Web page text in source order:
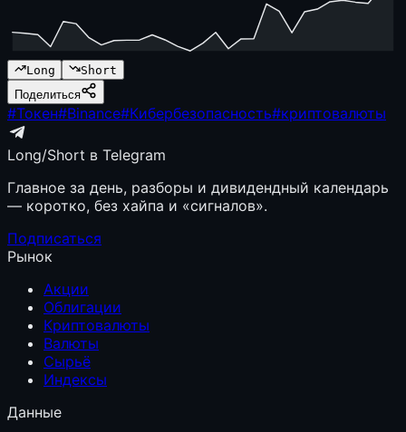
Long
Short
Поделиться
#Токен#Binance#Кибербезопасность#криптовалюты
Long/Short в Telegram
Главное за день, разборы и дивидендный календарь
— коротко, без хайпа и «сигналов».
Подписаться
Рынок
Акции
Облигации
Криптовалюты
Валюты
Сырьё
Индексы
Данные